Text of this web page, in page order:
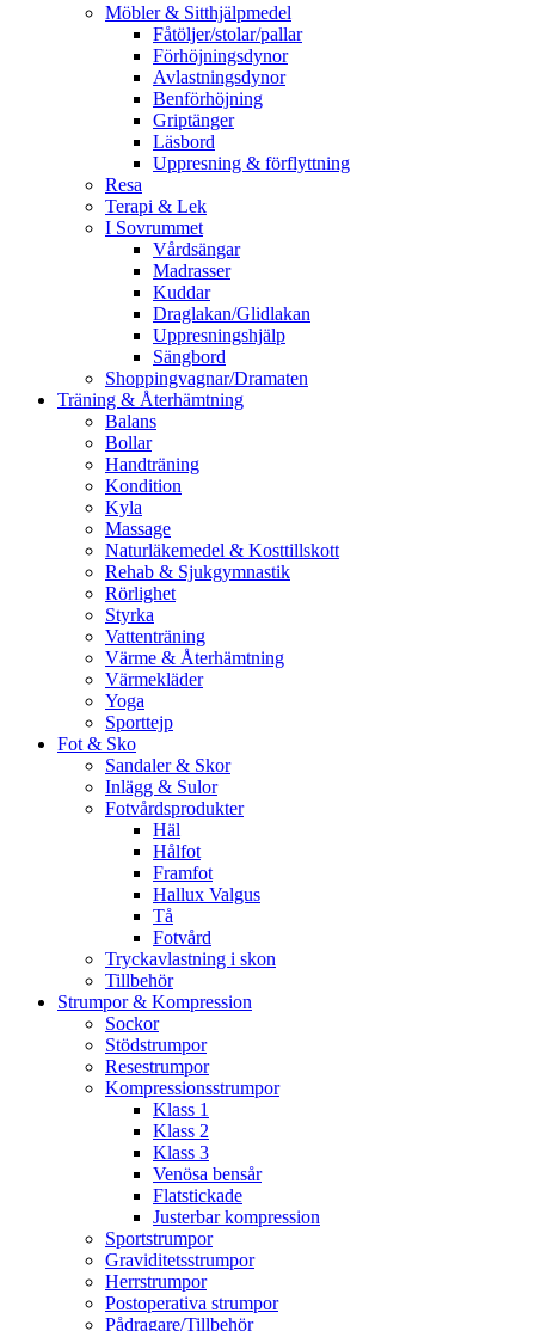
Möbler & Sitthjälpmedel
Fåtöljer/stolar/pallar
Förhöjningsdynor
Avlastningsdynor
Benförhöjning
Griptänger
Läsbord
Uppresning & förflyttning
Resa
Terapi & Lek
I Sovrummet
Vårdsängar
Madrasser
Kuddar
Draglakan/Glidlakan
Uppresningshjälp
Sängbord
Shoppingvagnar/Dramaten
Träning & Återhämtning
Balans
Bollar
Handträning
Kondition
Kyla
Massage
Naturläkemedel & Kosttillskott
Rehab & Sjukgymnastik
Rörlighet
Styrka
Vattenträning
Värme & Återhämtning
Värmekläder
Yoga
Sporttejp
Fot & Sko
Sandaler & Skor
Inlägg & Sulor
Fotvårdsprodukter
Häl
Hålfot
Framfot
Hallux Valgus
Tå
Fotvård
Tryckavlastning i skon
Tillbehör
Strumpor & Kompression
Sockor
Stödstrumpor
Resestrumpor
Kompressionsstrumpor
Klass 1
Klass 2
Klass 3
Venösa bensår
Flatstickade
Justerbar kompression
Sportstrumpor
Graviditetsstrumpor
Herrstrumpor
Postoperativa strumpor
Pådragare/Tillbehör